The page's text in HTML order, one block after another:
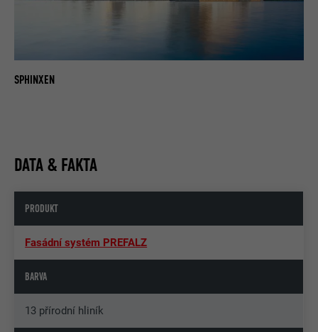
SPHINXEN
DATA & FAKTA
PRODUKT
Fasádní systém PREFALZ
BARVA
13 přírodní hliník